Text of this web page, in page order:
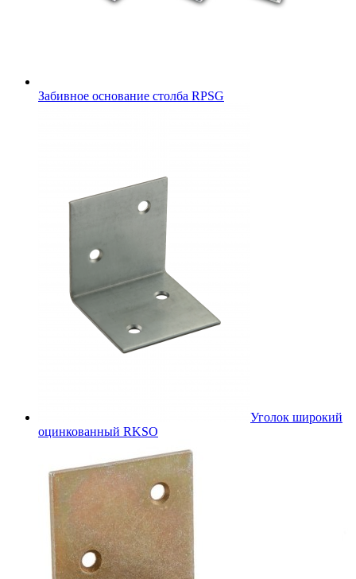
Забивное основание столба RPSG
Уголок широкий
оцинкованный RKSО